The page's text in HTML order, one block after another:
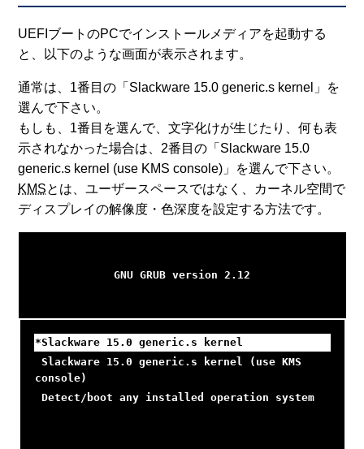
UEFIブートのPCでインストールメディアを起動する
と、以下のような画面が表示されます。
通常は、1番目の「Slackware 15.0 generic.s kernel」を
選んで下さい。
もしも、1番目を選んで、文字化けが生じたり、何も表
示されなかった場合は、2番目の「Slackware 15.0
generic.s kernel (use KMS console)」を選んで下さい。
KMSとは、ユーザースペースではなく、カーネル空間で
ディスプレイの解像度・色深度を設定する方法です。
GNU GRUB version 2.12
*Slackware 15.0 generic.s kernel
Slackware 15.0 generic.s kernel (use KMS
console)
Detect/boot any installed operation system